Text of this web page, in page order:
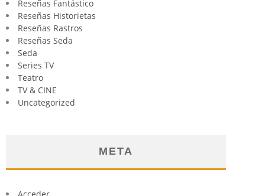
Reseñas Fantástico
Reseñas Historietas
Reseñas Rastros
Reseñas Seda
Seda
Series TV
Teatro
TV & CINE
Uncategorized
META